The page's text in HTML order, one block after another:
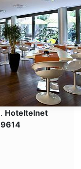
Hoteltelnet